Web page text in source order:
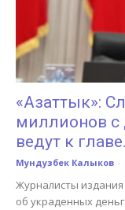
Кыргызстана
«Азаттык»:
миллионов с
ведут к
Мундузбек Калыков -
Журналисты издания
об украденных